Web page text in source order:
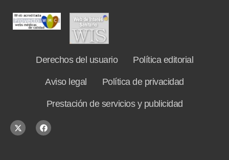
Derechos del usuario Política editorial
Aviso legal Política de privacidad
Prestación de servicios y publicidad